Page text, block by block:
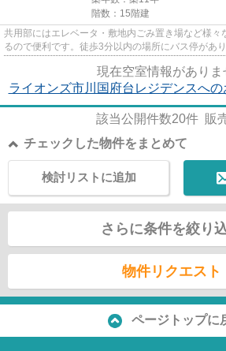
階数：15階建
共用部にはエレベータ・敷地内ごみ置き場など様々
るので便利です。徒歩3分以内の場所にバス停があ
現在空室情報がありま
ライオンズ市川国府台レジデンスへ
該当公開件数20件 販
チェックした物件をまとめて
検討リストに追加
さらに条件を絞り
物件リクエスト
ページトップに